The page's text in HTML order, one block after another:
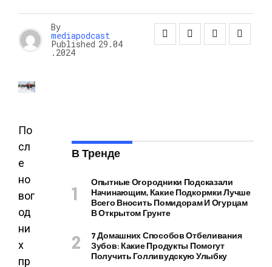
By
mediapodcast
Published 29.04
.2024
По
сл
е
но
вог
од
ни
х
пр
В Тренде
Опытные Огородники Подсказали
Начинающим, Какие Подкормки Лучше
Всего Вносить Помидорам И Огурцам
В Открытом Грунте
7 Домашних Способов Отбеливания
Зубов: Какие Продукты Помогут
Получить Голливудскую Улыбку